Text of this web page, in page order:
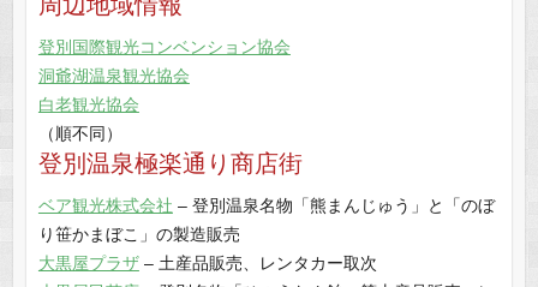
登別国際観光コンベンション協会
洞爺湖温泉観光協会
白老観光協会
（順不同）
登別温泉極楽通り商店街
ベア観光株式会社 – 登別温泉名物「熊まんじゅう」と「のぼ
り笹かまぼこ」の製造販売
大黒屋プラザ– 土産品販売、レンタカー取次